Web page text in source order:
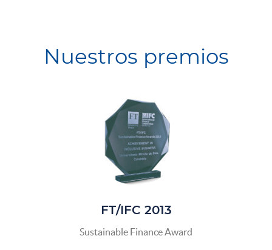
Nuestros premios
FT/IFC 2013
Sustainable Finance Award